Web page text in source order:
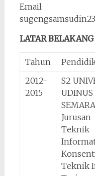
Email
LATAR
Tahun
2012-
2015
S2
UDINUS
Teknik
Teknik